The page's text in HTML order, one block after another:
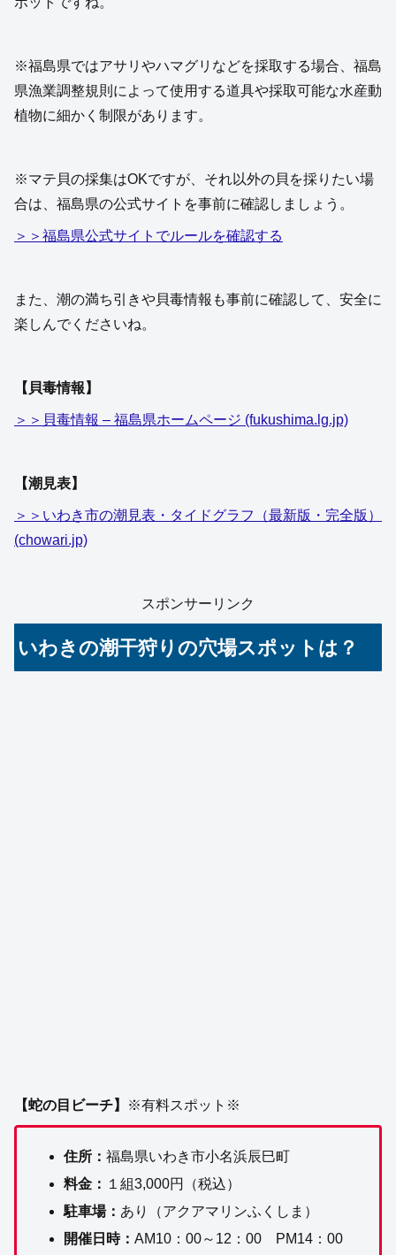
※福島県ではアサリやハマグリなどを採取する場合、福島
県漁業調整規則によって使用する道具や採取可能な水産動
植物に細かく制限があります。
※マテ貝の採集はOKですが、それ以外の貝を採りたい場
合は、福島県の公式サイトを事前に確認しましょう。
＞＞福島県公式サイトでルールを確認する
また、潮の満ち引きや貝毒情報も事前に確認して、安全に
楽しんでくださいね。
【貝毒情報】
＞＞貝毒情報 – 福島県ホームページ (fukushima.lg.jp)
【潮見表】
＞＞いわき市の潮見表・タイドグラフ（最新版・完全版）
(chowari.jp)
スポンサーリンク
いわきの潮干狩りの穴場スポットは？
【蛇の目ビーチ】 ※有料スポット※
住所：福島県いわき市小名浜辰巳町
料金： １組3,000円（税込）
駐車場： あり（アクアマリンふくしま）
開催日時：AM10：00～12：00 PM14：00